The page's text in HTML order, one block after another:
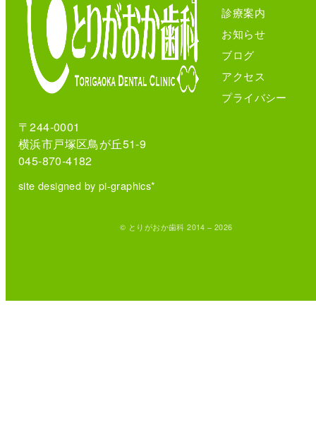
〒244-0001
横浜市戸塚区鳥が丘51-9
045-870-4182
site designed by pi-graphics*
診療案内
お知らせ
ブログ
アクセス
プライバシー
© とりがおか歯科 2014 – 2026